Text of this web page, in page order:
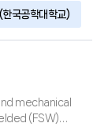
국공학대학교)
mechanical
(FSW)